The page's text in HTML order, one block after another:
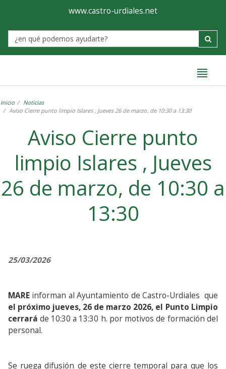
Ayuntamiento
de
Castro-
www.castro-urdiales.net
Label
Inicio
Noticias
Aviso Cierre punto limpio Islares , Jueves 26 de marzo, de 10:30 a 13:30
Aviso Cierre punto
limpio Islares , Jueves
26 de marzo, de 10:30 a
13:30
25/03/2026
MARE
informan al Ayuntamiento de Castro-Urdiales que
el próximo jueves, 26 de marzo 2026, el Punto Limpio
cerrará de 10:30 a 13:30 h. por motivos de formación del
personal.
Se ruega difusión de este cierre temporal para que los